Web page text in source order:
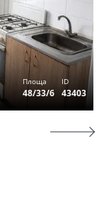
Площа
48/33/6
ID
43403